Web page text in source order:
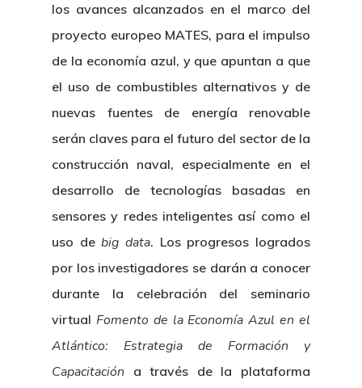
los avances alcanzados en el marco del
proyecto europeo MATES, para el impulso
de la economía azul, y que apuntan a que
el uso de combustibles alternativos y de
nuevas fuentes de energía renovable
serán claves para el futuro del sector de la
construcción naval, especialmente en el
desarrollo de tecnologías basadas en
sensores y redes inteligentes así como el
uso debig data. Los progresos logrados
por los investigadores se darán a conocer
durante la celebración del seminario
virtual Fomento de la Economía Azul en el
Atlántico: Estrategia de Formación y
Capacitación a través de la plataforma